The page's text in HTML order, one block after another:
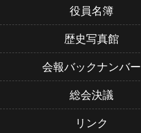
役員名簿
歴史写真館
会報バックナンバー
総会決議
リンク